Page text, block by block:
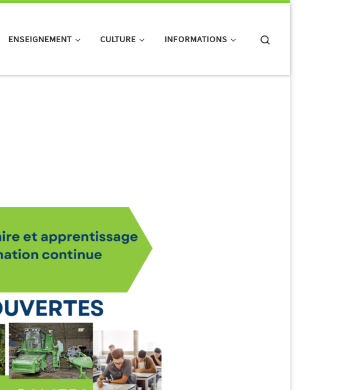
ENSEIGNEMENT CULTURE INFORMATIONS